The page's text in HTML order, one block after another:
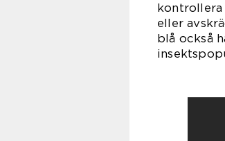
eller
blå också